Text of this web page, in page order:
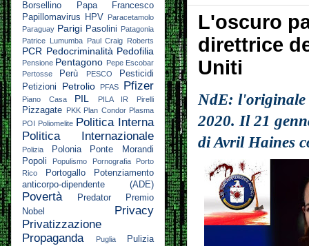
L'oscuro
direttrice
Uniti
NdE: l'originale
2020. Il 21
di Avril Haines
Borsellino
Papa Francesco
Papillomavirus HPV
Paracetamolo
Paraguay Parigi Pasolini Patagonia
Patrice Lumumba
Paul Craig Roberts
PCR Pedocriminalità Pedofilia
Pensione Pentagono Pepe Escobar
Pertosse
Perù PESCO
Pesticidi
Petizioni
Petrolio PFAS Pfizer
Piano Casa PIL PILA IR Pirelli
Pizzagate PKK Plan Condor Plasma
POI Poliomelite Politica Interna
Politica Internazionale
Polizia Polonia
Ponte Morandi
Popoli
Populismo Pornografia
Porto
Rico
Portogallo
Potenziamento
anticorpo-dipendente (ADE)
Povertà Predator
Premio
Nobel
Privacy
Privatizzazione
Propaganda
Puglia
Pulizia